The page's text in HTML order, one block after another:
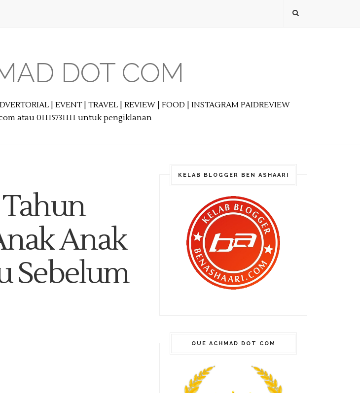
DOT COM
| EVENT | TRAVEL | REVIEW | FOOD | INSTAGRAM PAIDREVIEW
atau 01115731111 untuk pengiklanan
Anak
Sebelum
KELAB BLOGGER BEN ASHAARI
QUE ACHMAD DOT COM